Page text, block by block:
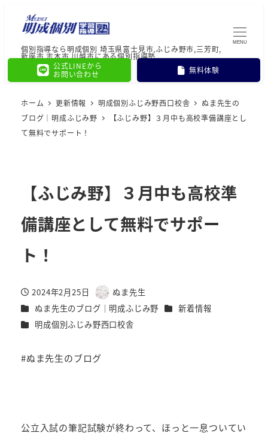
個別指導なら明成個別 埼玉県富士見市,ふじみ野市,三芳町,
新座市,志木市,川越市にある個別指導塾
公式LINEから
お問い合わせ
無料体験
MENU
ホーム 更新情報 明成個別ふじみ野西口校舎
ぬま先生の
ブログ｜明成ふじみ野
【ふじみ野】３月中も高校準備講座とし
て無料でサポート！
【ふじみ野】３月中も高校準
備講座として無料でサポー
ト！
投稿日
2024年2月25日
著
者
ぬま先生
カテゴリー
ぬま先生のブログ｜明成ふじみ野 カテゴリー
新着情報
カテゴリー
明成個別ふじみ野西口校舎
#ぬま先生のブログ
公立入試の筆記試験が終わって、ほっと一息ついてい